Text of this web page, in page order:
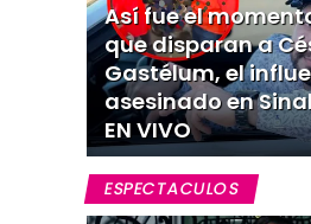
Así fue el
que disparan a
Gastélum, el
asesinado en
EN VIVO
ESPECTACULOS